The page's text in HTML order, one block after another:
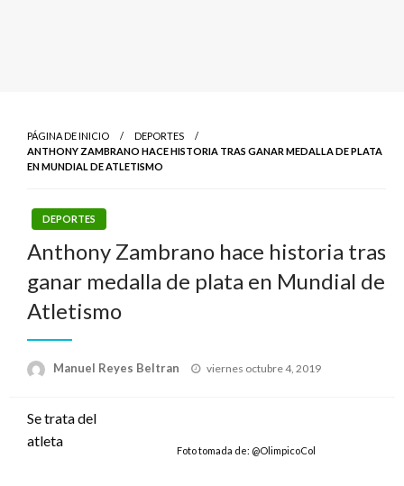
PÁGINA DE INICIO
DEPORTES
ANTHONY ZAMBRANO HACE HISTORIA TRAS GANAR MEDALLA DE PLATA
EN MUNDIAL DE ATLETISMO
DEPORTES
Anthony Zambrano hace historia tras
ganar medalla de plata en Mundial de
Atletismo
Manuel Reyes Beltran
Publicado
viernes octubre 4, 2019
Foto tomada de: @OlimpicoCol
Se trata del
atleta